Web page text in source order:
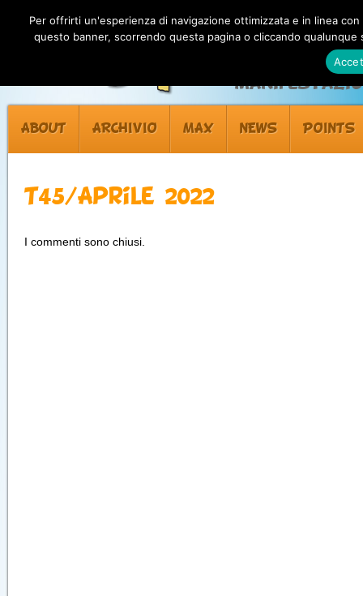
ABOUT ARCHIVIO MAX NEWS POINTS
T45/Aprile 2022
I commenti sono chiusi.
Per offrirti un'esperienza di navigazione ottimizzata e in linea
questo banner, scorrendo questa pagina o cliccando